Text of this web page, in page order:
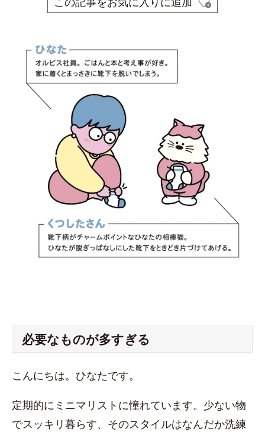
必要なものが多すぎる
こんにちは。ひなたです。
定期的にミニマリストに憧れています。少ない物
でスッキリ暮らす、そのスタイルはなんだか洗練